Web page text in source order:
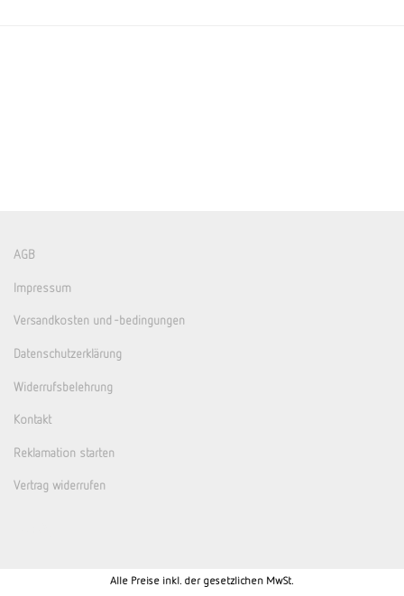
AGB
Impressum
Versandkosten und -bedingungen
Datenschutzerklärung
Widerrufsbelehrung
Kontakt
Reklamation starten
Vertrag widerrufen
Alle Preise inkl. der gesetzlichen MwSt.